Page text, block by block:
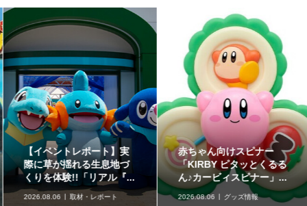
【イベントレポート】実
際に草が揺れる生息地づ
くりを体験!!「リアル『...
2026.08.06 取材・レポート
赤ちゃん向けスピナー
「KIRBY ピタッとくるる
ん♪カービィスピナー」...
2026.08.06 グッズ情報